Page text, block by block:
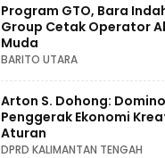
Program GTO, Bara
Group Cetak Operator
Muda
BARITO UTARA
Arton S. Dohong:
Penggerak Ekonomi
Aturan
DPRD KALIMANTAN TENGAH